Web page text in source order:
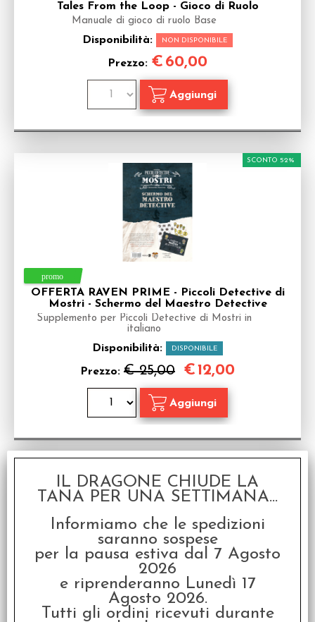
Tales From the Loop - Gioco di Ruolo
Manuale di gioco di ruolo Base
Disponibilità: NON DISPONIBILE
Prezzo: € 60,00
OFFERTA RAVEN PRIME - Piccoli Detective di
Mostri - Schermo del Maestro Detective
Supplemento per Piccoli Detective di Mostri in
italiano
Disponibilità: DISPONIBILE
Prezzo: € 25,00
SCONTO 52%
€12,00
OFFERTA RAVEN PRIME - Iron Kingdoms -
Monsternomicon
IL DRAGONE CHIUDE LA
TANA PER UNA SETTIMANA...
Informiamo che le spedizioni
saranno sospese
per la pausa estiva dal 7 Agosto
2026
e riprenderanno Lunedì 17
Agosto 2026.
Tutti gli ordini ricevuti durante